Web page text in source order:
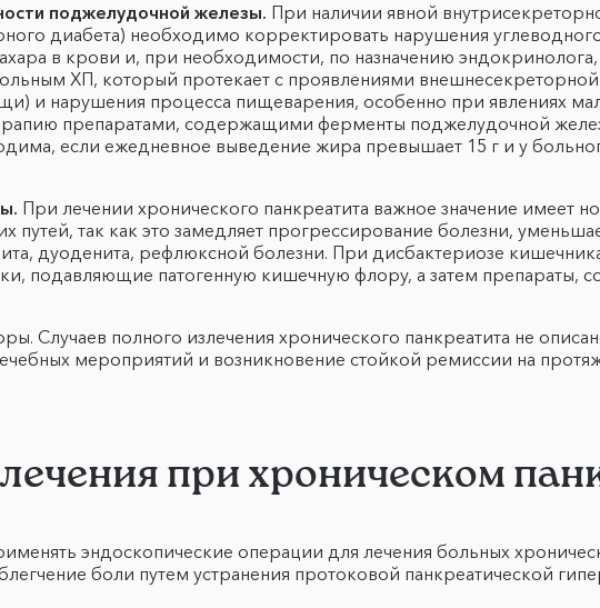
поджелудочной железы. При наличии явной
диабета) необходимо корректировать нарушения
в крови и, при необходимости, по назначению
ХП, который протекает с проявлениями внешнесекреторной
и нарушения процесса пищеварения, особенно при явлениях
препаратами, содержащими ферменты поджелудочной
если ежедневное выведение жира превышает 15 г и у
При лечении хронического панкреатита важное значение имеет
так как это замедляет прогрессирование болезни,
дуоденита, рефлюксной болезни. При дисбактериозе
подавляющие патогенную кишечную флору, а затем препараты,
Случаев полного излечения хронического панкреатита не
мероприятий и возникновение стойкой ремиссии на
при хроническом
эндоскопические операции для лечения больных
боли путем устранения протоковой панкреатической